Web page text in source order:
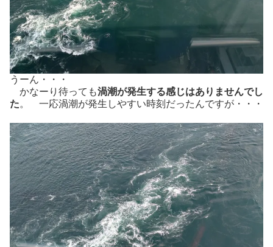
うーん・・・
かなーり待っても渦潮が発生する感じはありませんでし
た。 一応渦潮が発生しやすい時刻だったんですが・・・